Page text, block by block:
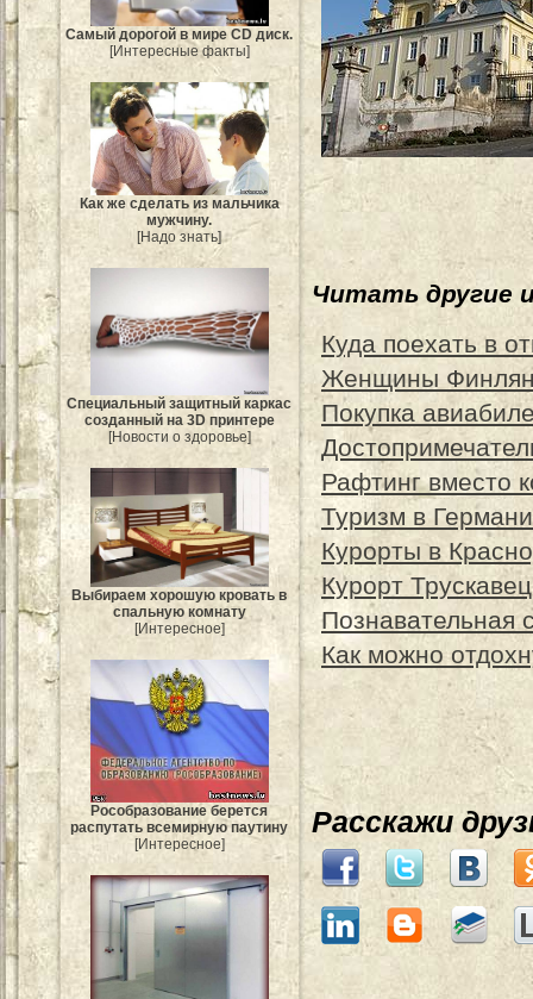
Самый дорогой в мире CD диск.
[Интересные факты]
Как же сделать из мальчика
мужчину.
[Надо знать]
Специальный защитный каркас
созданный на 3D принтере
[Новости о здоровье]
Выбираем хорошую кровать в
спальную комнату
[Интересное]
Рособразование берется
распутать всемирную паутину
[Интересное]
Читать другие
Куда поехать в
Женщины
Покупка
Рафтинг вместо
Туризм в
Курорты в
Курорт Трускавец
Познавательная
Как можно
Расскажи